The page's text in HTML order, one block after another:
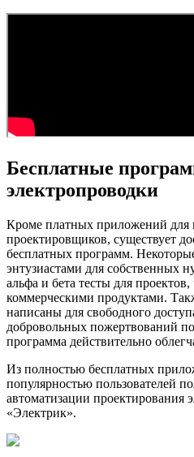
Бесплатные
электропроводки
Кроме платных приложений для
проектировщиков, существует
бесплатных программ.
энтузиастами для собственных
альфа и бета тесты для
коммерческими продуктами.
написаны для свободного
добровольных пожертвований
программа действительно
Из полностью бесплатных
популярностью пользователей
автоматизации проектирования
«Электрик».